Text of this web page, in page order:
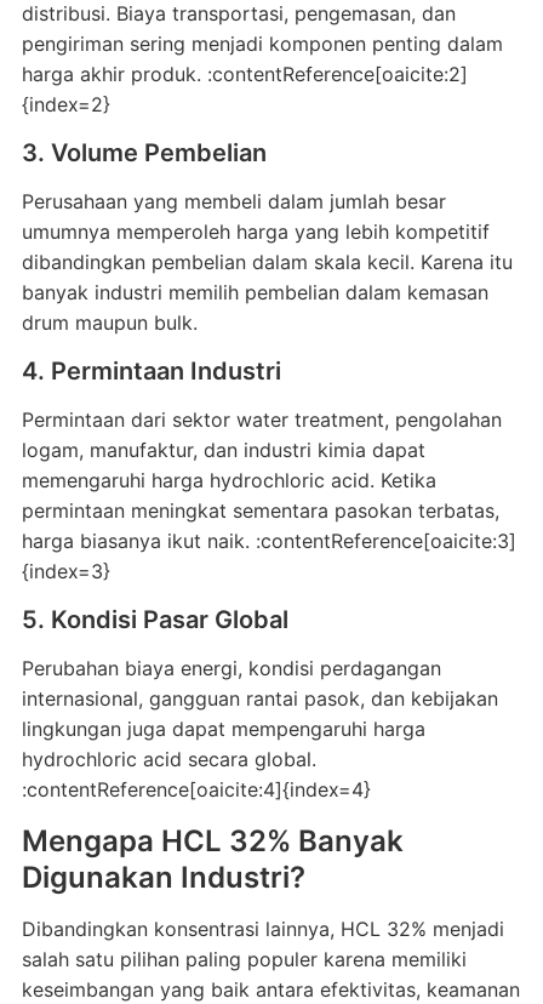
distribusi. Biaya transportasi, pengemasan, dan
pengiriman sering menjadi komponen penting dalam
harga akhir produk. :contentReference[oaicite:2]
{index=2}
3. Volume Pembelian
Perusahaan yang membeli dalam jumlah besar
umumnya memperoleh harga yang lebih kompetitif
dibandingkan pembelian dalam skala kecil. Karena itu
banyak industri memilih pembelian dalam kemasan
drum maupun bulk.
4. Permintaan Industri
Permintaan dari sektor water treatment, pengolahan
logam, manufaktur, dan industri kimia dapat
memengaruhi harga hydrochloric acid. Ketika
permintaan meningkat sementara pasokan terbatas,
harga biasanya ikut naik. :contentReference[oaicite:3]
{index=3}
5. Kondisi Pasar Global
Perubahan biaya energi, kondisi perdagangan
internasional, gangguan rantai pasok, dan kebijakan
lingkungan juga dapat mempengaruhi harga
hydrochloric acid secara global.
:contentReference[oaicite:4]{index=4}
Mengapa HCL 32% Banyak
Digunakan Industri?
Dibandingkan konsentrasi lainnya, HCL 32% menjadi
salah satu pilihan paling populer karena memiliki
keseimbangan yang baik antara efektivitas, keamanan